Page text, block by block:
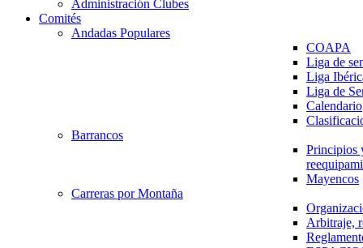
Administración Clubes
Comités
Andadas Populares
COAPA
Liga de
Liga
Liga de
Calendario
Barrancos
Principios
Mayencos
Carreras por Montaña
Arbitraje,